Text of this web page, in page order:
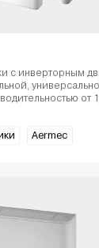
с инверторным
от
Aermec